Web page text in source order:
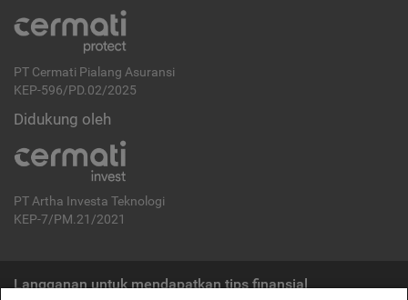
PT Cermati Pialang Asuransi
KEP-596/PD.02/2025
Didukung oleh
PT Artha Investa Teknologi
KEP-7/PM.21/2021
Langganan untuk mendapatkan tips finansial